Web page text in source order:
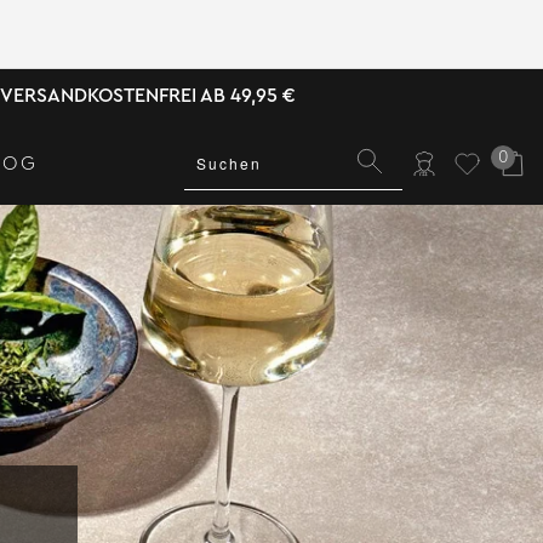
VERSANDKOSTENFREI AB 49,95 €
0